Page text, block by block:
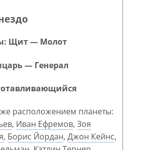
Щит — Молот
— Генерал
расположением планеты:
, Иван Ефремов, Зоя
, Борис Йордан, Джон Кейнс,